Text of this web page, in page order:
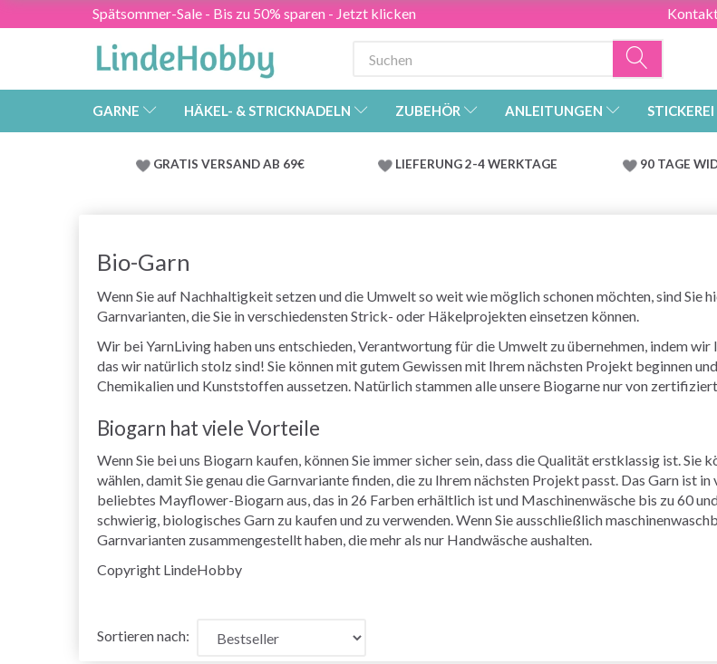
Spätsommer-Sale - Bis zu 50% sparen - Jetzt klicken
GARNE HÄKEL- & STRICKNADELN ZUBEHÖR ANLEITUNGEN STICKEREI
GRATIS VERSAND AB 69€ LIEFERUNG 2-4 WERKTAGE 90 TAGE
Bio-Garn
Wenn Sie auf Nachhaltigkeit setzen und die Umwelt so weit wie möglich schonen möchten, sind Sie
Garnvarianten, die Sie in verschiedensten Strick- oder Häkelprojekten einsetzen können.
Wir bei YarnLiving haben uns entschieden, Verantwortung für die Umwelt zu übernehmen, indem
das wir natürlich stolz sind! Sie können mit gutem Gewissen mit Ihrem nächsten Projekt beginnen
Chemikalien und Kunststoffen aussetzen. Natürlich stammen alle unsere Biogarne nur von
Biogarn hat viele Vorteile
Wenn Sie bei uns Biogarn kaufen, können Sie immer sicher sein, dass die Qualität erstklassig ist.
wählen, damit Sie genau die Garnvariante finden, die zu Ihrem nächsten Projekt passt. Das Garn ist
beliebtes Mayflower-Biogarn aus, das in 26 Farben erhältlich ist und Maschinenwäsche bis zu 60
schwierig, biologisches Garn zu kaufen und zu verwenden. Wenn Sie ausschließlich
Garnvarianten zusammengestellt haben, die mehr als nur Handwäsche aushalten.
Copyright LindeHobby
Sortieren nach: